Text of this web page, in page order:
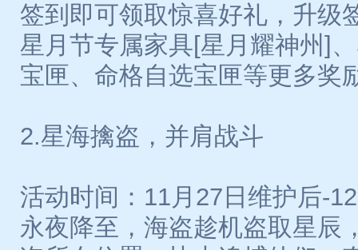
签到即可领取惊喜好礼，升级
星月节专属家具[星月耀神州]
宝匣、命格自选宝匣等更多奖
2.星海擒盗，并肩战斗
活动时间：11月27日维护后-
永夜降至，海盗趁机盗取星辰